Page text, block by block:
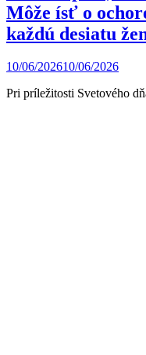
Môže ísť o
každú desiatu
10/06/202610/06/2026
Pri príležitosti Svetového